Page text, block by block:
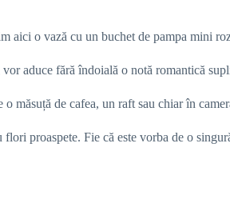
aici o vază cu un buchet de pampa mini
aduce fără îndoială o notă romantică
măsuță de cafea, un raft sau chiar în
proaspete. Fie că este vorba de o